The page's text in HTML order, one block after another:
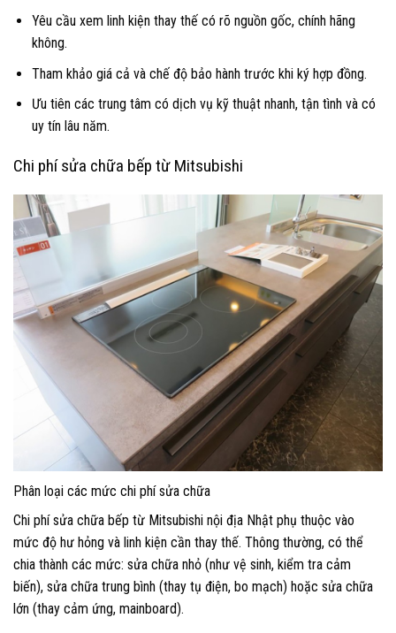
Yêu cầu xem linh kiện thay thế có rõ nguồn gốc, chính hãng
không.
Tham khảo giá cả và chế độ bảo hành trước khi ký hợp đồng.
Ưu tiên các trung tâm có dịch vụ kỹ thuật nhanh, tận tình và có
uy tín lâu năm.
Chi phí sửa chữa bếp từ Mitsubishi
Phân loại các mức chi phí sửa chữa
Chi phí sửa chữa bếp từ Mitsubishi nội địa Nhật phụ thuộc vào
mức độ hư hỏng và linh kiện cần thay thế. Thông thường, có thể
chia thành các mức: sửa chữa nhỏ (như vệ sinh, kiểm tra cảm
biến), sửa chữa trung bình (thay tụ điện, bo mạch) hoặc sửa chữa
lớn (thay cảm ứng, mainboard).